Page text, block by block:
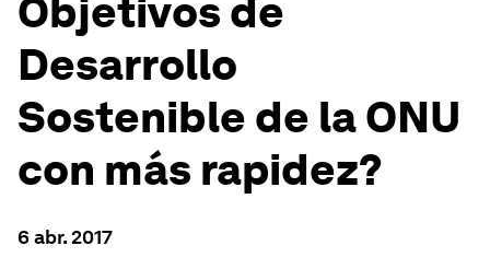
Objetivos de
Desarrollo
Sostenible de la ONU
con más rapidez?
6 abr. 2017